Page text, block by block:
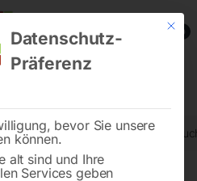
0
Rüttelflasche
Mit
Datenschutz-
Präferenz
bevor Sie unsere
können.
alt sind und Ihre
Services geben